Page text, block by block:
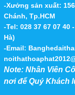
-Xưởng sản xuất:
Chánh, Tp.HCM
-Tel: 028 37 67 07 40
Hà)
-Email:
Note: Nhân Viên
nơi để Quý Khách